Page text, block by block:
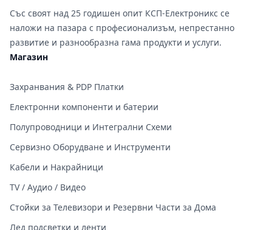
Със своят над 25 годишен опит КСП-Електроникс се
наложи на пазара с професионализъм, непрестанно
развитие и разнообразна гама продукти и услуги.
Магазин
Захранвания & PDP Платки
Електронни компоненти и батерии
Полупроводници и Интегрални Схеми
Сервизно Оборудване и Инструменти
Кабели и Накрайници
TV / Аудио / Видео
Стойки за Телевизори и Резервни Части за Дома
Лед подсветки и ленти